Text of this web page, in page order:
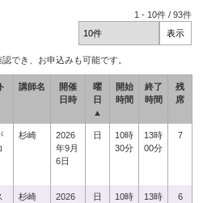
1 - 10件 /93件
でき、お申込みも可能です。
講師名
開催
日時
曜
日
▲
開始
時間
終了
時間
残
席
杉崎
2026
年9月
6日
日
10時
30分
13時
00分
7
杉崎
2026
日
10時
13時
6